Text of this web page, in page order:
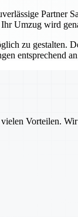
Umzug wird
zu gestalten.
Vorteilen.